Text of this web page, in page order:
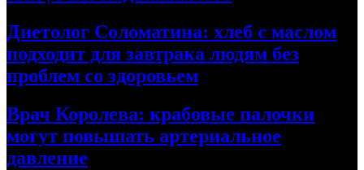
Диетолог Соломатина: хлеб с маслом
подходит для завтрака людям без
проблем со здоровьем
Врач Королева: крабовые палочки
могут повышать артериальное
давление